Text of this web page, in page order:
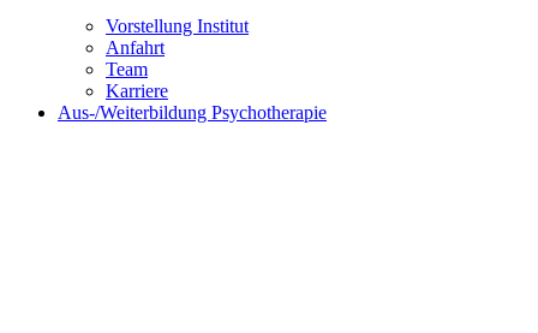
Vorstellung Institut
Anfahrt
Team
Karriere
Aus-/Weiterbildung Psychotherapie